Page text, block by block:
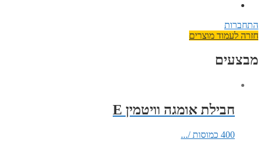
התחברות
חזרה לעמוד מוצרים
מבצעים
חבילת אומגה וויטמין E
400 כמוסות /...